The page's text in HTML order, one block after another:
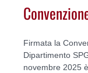
Firmata la
Dipartimento
novembre 2025